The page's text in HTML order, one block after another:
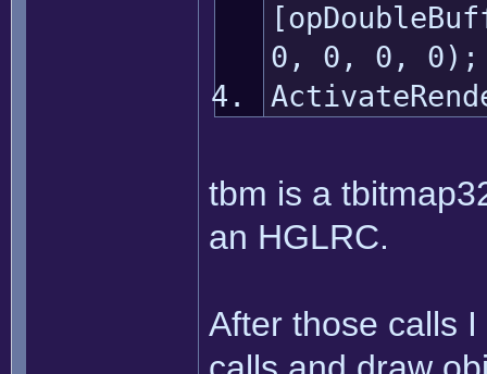
0, 0, 0, 0);
tbm is a
an HGLRC.
After those calls